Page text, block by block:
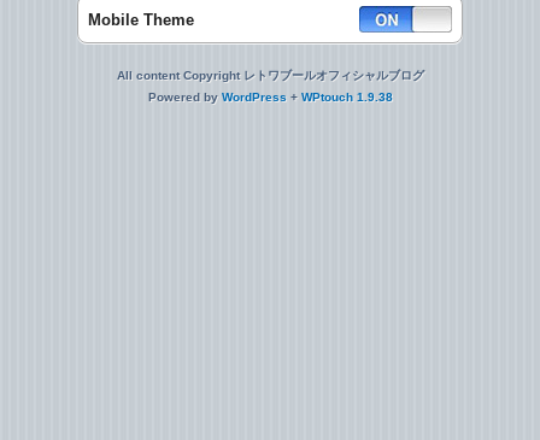
Mobile Theme
All content Copyright レトワブールオフィシャルブログ
Powered by WordPress + WPtouch 1.9.38